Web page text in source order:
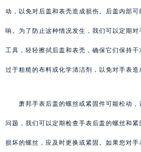
动，以免对后盖和表壳造成损伤。后盖内部
响。为了防止这种情况发生，我们可以定期
工具，轻轻擦拭后盖和表壳，确保它们保持
过于粗糙的布料或化学清洁剂，以免对手表造
萧邦手表后盖的螺丝或紧固件可能松动，
问题，我们可以定期检查手表后盖的螺丝和
损坏的螺丝，应及时更换或紧固。如果您对